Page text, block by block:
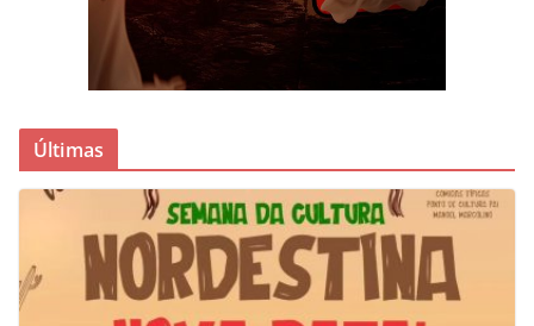
Últimas